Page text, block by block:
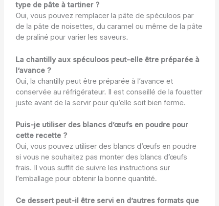
type de pâte à tartiner ?
Oui, vous pouvez remplacer la pâte de spéculoos par
de la pâte de noisettes, du caramel ou même de la pâte
de praliné pour varier les saveurs.
La chantilly aux spéculoos peut-elle être préparée à
l’avance ?
Oui, la chantilly peut être préparée à l’avance et
conservée au réfrigérateur. Il est conseillé de la fouetter
juste avant de la servir pour qu’elle soit bien ferme.
Puis-je utiliser des blancs d’œufs en poudre pour
cette recette ?
Oui, vous pouvez utiliser des blancs d’œufs en poudre
si vous ne souhaitez pas monter des blancs d’œufs
frais. Il vous suffit de suivre les instructions sur
l’emballage pour obtenir la bonne quantité.
Ce dessert peut-il être servi en d’autres formats que